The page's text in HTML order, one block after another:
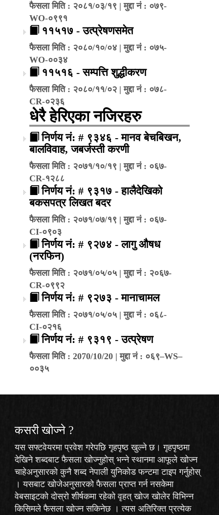
फैसला मिति : २०८१/०३/१९ | मुद्दा नं : ०७९-
WO-०९९१
११५१७ - उत्प्रेषणसमेत
फैसला मिति : २०८०/१०/०४ | मुद्दा नं : ०७५-
WO-००३४
११५१६ - सम्पत्ति शुद्धीकरण
फैसला मिति : २०८०/११/०२ | मुद्दा नं : ०७८-
CR-०२३६
धेरै हेरिएका नजिरहरु
निर्णय नं: # ९३४६ - मानव बेचबिखन,
बालविवाह, जबर्जस्ती करणी
फैसला मिति : २०७१/१०/१९ | मुद्दा नं : ०६७-
CR-१२८८
निर्णय नं: # ९३१७ - हालैदेखिको
बकसपत्र लिखत बदर
फैसला मिति : २०७१/०७/१९ | मुद्दा नं : ०६७-
CI-०९०३
निर्णय नं: # ९२७४ - लागु औषध
(नरफिन)
फैसला मिति : २०७१/०५/०५ | मुद्दा नं : २०६७-
CR-०९९२
निर्णय नं: # ९२७३ - मानाचामल
फैसला मिति : २०७१/०५/०५ | मुद्दा नं : ०६८-
CI-०२१६
निर्णय नं: # ९३१९ - उत्प्रेषण
फैसला मिति : 2070/10/20 | मुद्दा नं : ०६९–WS–
००३५
कसरी खोज्‍ने ?
यस सफ्टवेयरमा प्रवेश गरेपछि गृहपृष्ठ खुल्ने छ। गृहपृष्ठमा
देखिने शब्दबाट फैसला खोज्नुहोस् भन्ने स्थानमा आफूले खोज्न
चाहेअनुसारको कुनै शब्द नेपाली युनिकोड फन्टमा टाइप गर्नुहोस्
। यसबाट खोजेअनुसारको फैसला प्राप्त गर्न नसकेमा
वेबसाइटको दोस्रो शीर्षकमा रहेकोवृहत् खोज खोलेर विभिन्न
किसिमले फैसला खोज्न सकिनेछ । त्यस अतिरिक्त प्रत्येक